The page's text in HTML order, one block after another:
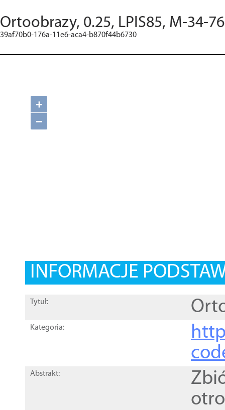
Ortoobrazy, 0.25, LPIS85, M-34-
39af70b0-176a-11e6-aca4-b870f44b6730
+
−
INFORMACJE
Tytuł:
Kategoria:
Abstrakt: